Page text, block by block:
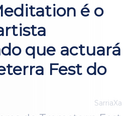
é o
que actuará
Fest do
SarriaXa